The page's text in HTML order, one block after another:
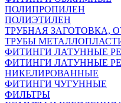
ПОЛИПРОПИЛЕН
ПОЛИЭТИЛЕН
ТРУБНАЯ ЗАГОТОВКА,
ТРУБЫ
ФИТИНГИ ЛАТУННЫЕ
ФИТИНГИ ЛАТУННЫЕ
НИКЕЛИРОВАННЫЕ
ФИТИНГИ ЧУГУННЫЕ
ФИЛЬТРЫ